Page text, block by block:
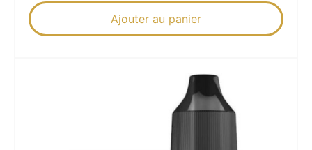
Ajouter au panier